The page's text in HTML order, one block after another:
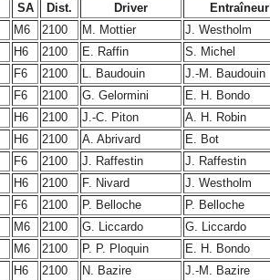
SA Dist. Driver Entraîneur
M6 2100 M. Mottier J. Westholm
H6 2100 E. Raffin S. Michel
F6 2100 L. Baudouin J.-M. Baudouin
F6 2100 G. Gelormini E. H. Bondo
H6 2100 J.-C. Piton A. H. Robin
H6 2100 A. Abrivard E. Bot
F6 2100 J. Raffestin J. Raffestin
H6 2100 F. Nivard J. Westholm
F6 2100 P. Belloche P. Belloche
M6 2100 G. Liccardo G. Liccardo
M6 2100 P. P. Ploquin E. H. Bondo
H6 2100 N. Bazire J.-M. Bazire